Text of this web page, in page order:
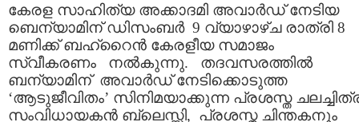
കേരള സാഹിത്യ അക്കാദമി അവാര്‍ഡ് നേടിയ
ബെന്യാമിന് ഡിസംബര്‍ 9 വ്യാഴാഴ്ച രാത്രി 8
മണിക്ക് ബഹ്റൈന്‍ കേരളീയ സമാജം
സ്വീകരണം നല്‍കുന്നു. തദവസരത്തില്‍
ബന്യാമിന് അവാര്‍ഡ് നേടിക്കൊടുത്ത
‘ആടുജീവിതം’ സിനിമയാക്കുന്ന പ്രശസ്ത
സംവിധായകന്‍ ബ്ലെസ്സി, പ്രശസ്ത ചിന്തകനും